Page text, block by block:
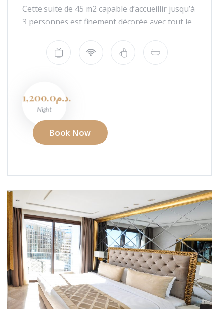
Cette suite de 45 m2 capable d’accueillir jusqu’à
3 personnes est finement décorée avec tout le ...
1,200.0د.م.
Night
Book Now